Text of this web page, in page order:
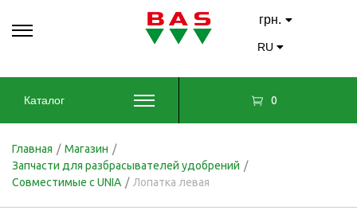
грн.
RU
Каталог 0
Главная / Магазин /
Запчасти для разбрасывателей удобрений /
Совместимые с UNIA / Лопатка левая